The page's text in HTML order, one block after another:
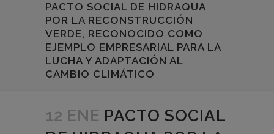
PACTO SOCIAL DE HIDRAQUA
POR LA RECONSTRUCCIÓN
VERDE, RECONOCIDO COMO
EJEMPLO EMPRESARIAL PARA LA
LUCHA Y ADAPTACIÓN AL
CAMBIO CLIMÁTICO
12 ENE PACTO SOCIAL